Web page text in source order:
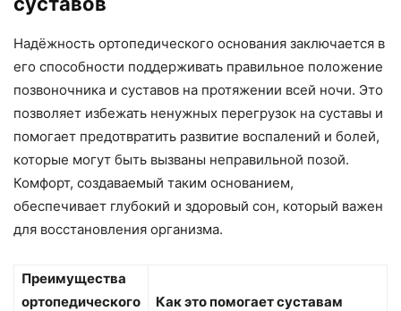
Надёжность ортопедического основания заключается в
его способности поддерживать правильное положение
позвоночника и суставов на протяжении всей ночи. Это
позволяет избежать ненужных перегрузок на суставы и
помогает предотвратить развитие воспалений и болей,
которые могут быть вызваны неправильной позой.
Комфорт, создаваемый таким основанием,
обеспечивает глубокий и здоровый сон, который важен
для восстановления организма.
Преимущества
ортопедического
Как это помогает суставам